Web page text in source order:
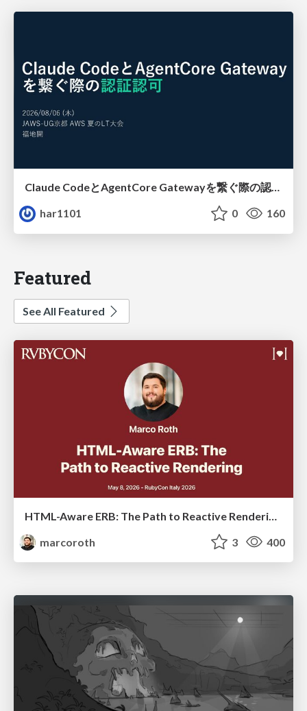
Claude CodeとAgentCore Gatewayを繋ぐ際の認証認可 / Authentication and authorization when connecting Claude Code with AgentCore Gateway
har1101
0 160
Featured
See All Featured
marcoroth
3 400